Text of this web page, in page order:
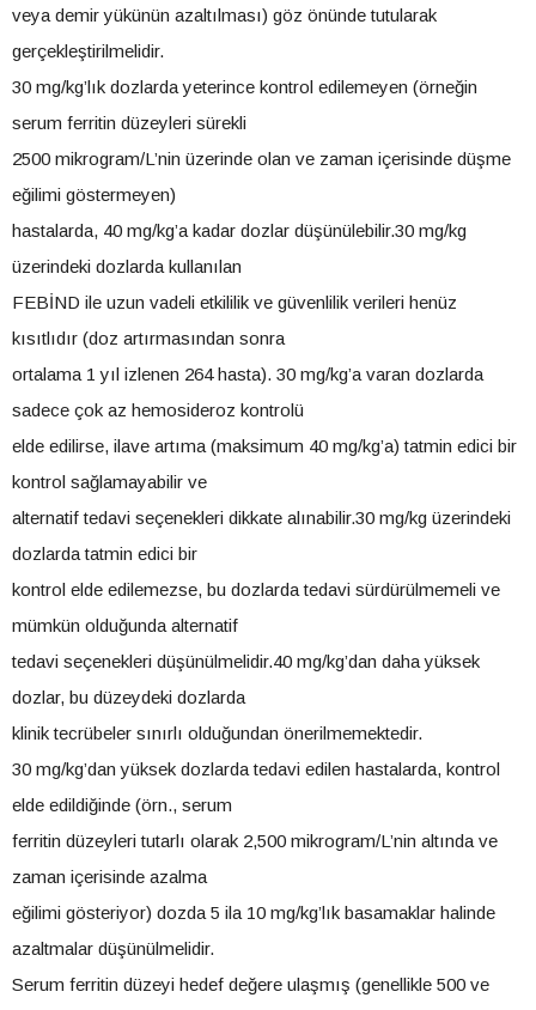
veya demir yükünün azaltılması) göz önünde tutularak
gerçekleştirilmelidir.
30 mg/kg’lık dozlarda yeterince kontrol edilemeyen (örneğin
serum ferritin düzeyleri sürekli
2500 mikrogram/L’nin üzerinde olan ve zaman içerisinde düşme
eğilimi göstermeyen)
hastalarda, 40 mg/kg’a kadar dozlar düşünülebilir.30 mg/kg
üzerindeki dozlarda kullanılan
FEBİND ile uzun vadeli etkililik ve güvenlilik verileri henüz
kısıtlıdır (doz artırmasından sonra
ortalama 1 yıl izlenen 264 hasta). 30 mg/kg’a varan dozlarda
sadece çok az hemosideroz kontrolü
elde edilirse, ilave artıma (maksimum 40 mg/kg’a) tatmin edici bir
kontrol sağlamayabilir ve
alternatif tedavi seçenekleri dikkate alınabilir.30 mg/kg üzerindeki
dozlarda tatmin edici bir
kontrol elde edilemezse, bu dozlarda tedavi sürdürülmemeli ve
mümkün olduğunda alternatif
tedavi seçenekleri düşünülmelidir.40 mg/kg’dan daha yüksek
dozlar, bu düzeydeki dozlarda
klinik tecrübeler sınırlı olduğundan önerilmemektedir.
30 mg/kg’dan yüksek dozlarda tedavi edilen hastalarda, kontrol
elde edildiğinde (örn., serum
ferritin düzeyleri tutarlı olarak 2,500 mikrogram/L’nin altında ve
zaman içerisinde azalma
eğilimi gösteriyor) dozda 5 ila 10 mg/kg’lık basamaklar halinde
azaltmalar düşünülmelidir.
Serum ferritin düzeyi hedef değere ulaşmış (genellikle 500 ve